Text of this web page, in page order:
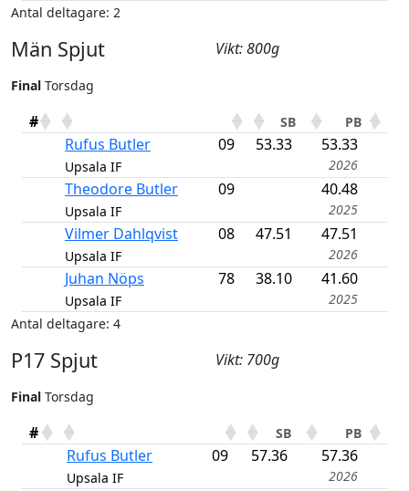
Antal deltagare: 2
Män Spjut Vikt: 800g
Final Torsdag
# SB PB
Rufus Butler
Upsala IF
09 53.33 53.33
2026
Theodore Butler
Upsala IF
09 40.48
2025
Vilmer Dahlqvist
Upsala IF
08 47.51 47.51
2026
Juhan Nöps
Upsala IF
78 38.10 41.60
2025
Antal deltagare: 4
P17 Spjut Vikt: 700g
Final Torsdag
# SB PB
Rufus Butler
Upsala IF
09 57.36 57.36
2026